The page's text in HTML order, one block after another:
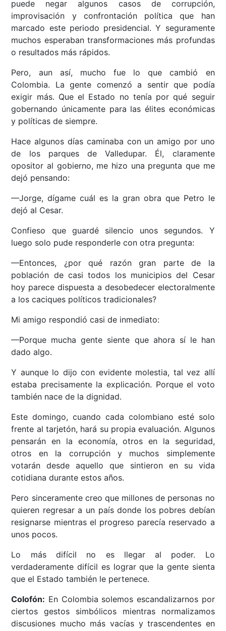
puede negar algunos casos de corrupción,
improvisación y confrontación política que han
marcado este periodo presidencial. Y seguramente
muchos esperaban transformaciones más profundas
o resultados más rápidos.
Pero, aun así, mucho fue lo que cambió en
Colombia. La gente comenzó a sentir que podía
exigir más. Que el Estado no tenía por qué seguir
gobernando únicamente para las élites económicas
y políticas de siempre.
Hace algunos días caminaba con un amigo por uno
de los parques de Valledupar. Él, claramente
opositor al gobierno, me hizo una pregunta que me
dejó pensando:
—Jorge, dígame cuál es la gran obra que Petro le
dejó al Cesar.
Confieso que guardé silencio unos segundos. Y
luego solo pude responderle con otra pregunta:
—Entonces, ¿por qué razón gran parte de la
población de casi todos los municipios del Cesar
hoy parece dispuesta a desobedecer electoralmente
a los caciques políticos tradicionales?
Mi amigo respondió casi de inmediato:
—Porque mucha gente siente que ahora sí le han
dado algo.
Y aunque lo dijo con evidente molestia, tal vez allí
estaba precisamente la explicación. Porque el voto
también nace de la dignidad.
Este domingo, cuando cada colombiano esté solo
frente al tarjetón, hará su propia evaluación. Algunos
pensarán en la economía, otros en la seguridad,
otros en la corrupción y muchos simplemente
votarán desde aquello que sintieron en su vida
cotidiana durante estos años.
Pero sinceramente creo que millones de personas no
quieren regresar a un país donde los pobres debían
resignarse mientras el progreso parecía reservado a
unos pocos.
Lo más difícil no es llegar al poder. Lo
verdaderamente difícil es lograr que la gente sienta
que el Estado también le pertenece.
Colofón: En Colombia solemos escandalizarnos por
ciertos gestos simbólicos mientras normalizamos
discusiones mucho más vacías y trascendentes en